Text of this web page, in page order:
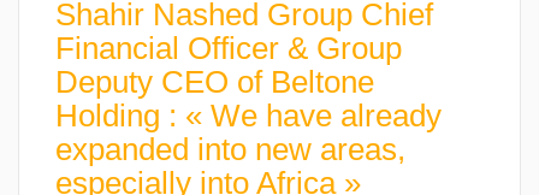
Shahir Nashed Group Chief
Financial Officer & Group
Deputy CEO of Beltone
Holding : « We have already
expanded into new areas,
especially into Africa »